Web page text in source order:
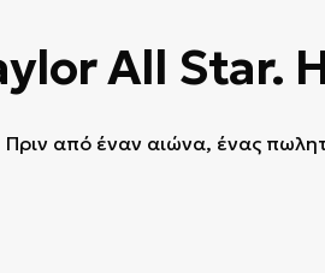
All Star.
Πριν από έναν αιώνα, ένας